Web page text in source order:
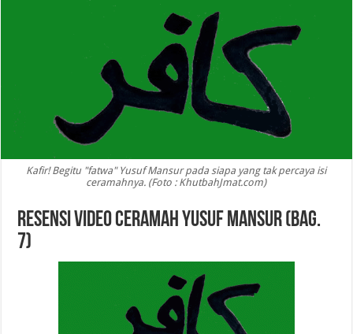
Kafir! Begitu "fatwa" Yusuf Mansur pada siapa yang tak percaya isi
ceramahnya. (Foto : KhutbahJmat.com)
RESENSI VIDEO CERAMAH YUSUF MANSUR (Bag.
7)